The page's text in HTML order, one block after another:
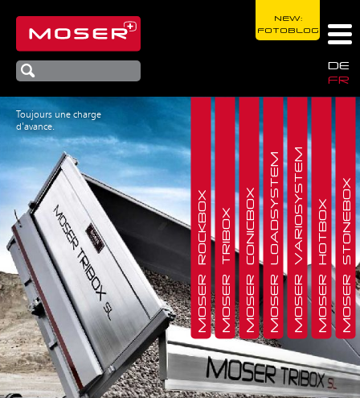
Toujours une charge
d'avance.
DE
FR
NEW:
FOTOBLOG
MOSER ROCKBOXMOSER TRIBOXMOSER CONICBOXMOSER LOADSYSTEMMOSER VARIOSYSTEMMOSER HOTBOXMOSER STONEBOX